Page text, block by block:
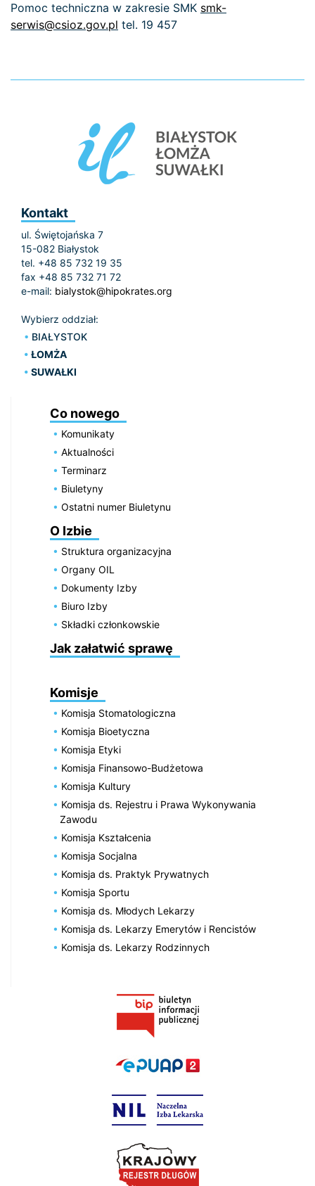
Pomoc techniczna w zakresie SMK smk-
serwis@csioz.gov.pl tel. 19 457
Kontakt
ul. Świętojańska 7
15-082 Białystok
tel. +48 85 732 19 35
fax +48 85 732 71 72
e-mail: bialystok@hipokrates.org
Wybierz oddział:
BIAŁYSTOK
ŁOMŻA
SUWAŁKI
Co nowego
Komunikaty
Aktualności
Terminarz
Biuletyny
Ostatni numer Biuletynu
O Izbie
Struktura organizacyjna
Organy OIL
Dokumenty Izby
Biuro Izby
Składki członkowskie
Jak załatwić sprawę
Komisje
Komisja Stomatologiczna
Komisja Bioetyczna
Komisja Etyki
Komisja Finansowo-Budżetowa
Komisja Kultury
Komisja ds. Rejestru i Prawa Wykonywania
Zawodu
Komisja Kształcenia
Komisja Socjalna
Komisja ds. Praktyk Prywatnych
Komisja Sportu
Komisja ds. Młodych Lekarzy
Komisja ds. Lekarzy Emerytów i Rencistów
Komisja ds. Lekarzy Rodzinnych